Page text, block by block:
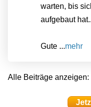
warten, bis
aufgebaut hat..
Gute ...mehr
Alle Beiträge anzeigen: